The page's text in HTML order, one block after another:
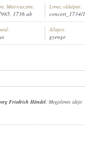
Matricaszám:
1736 ab
Lemez oldalpár:
concert_1734/
Állapot:
gyenge
Friedrich Händel; Megjelenés ideje: